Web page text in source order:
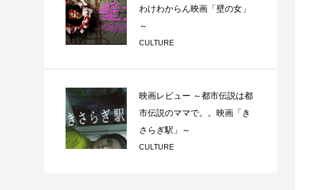
わけわからん映画「壁の女」
～
CULTURE
映画レビュー ～都市伝説は都
市伝説のママで。。映画「き
さらぎ駅」～
CULTURE